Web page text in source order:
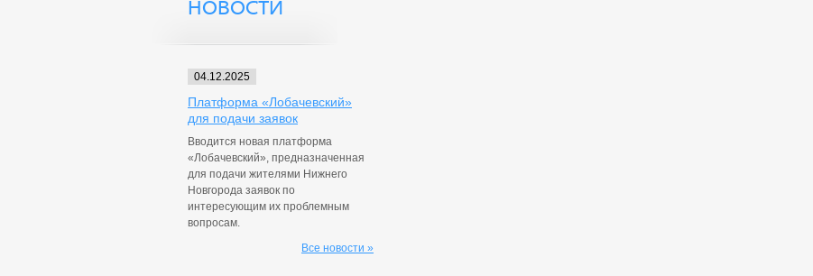
НОВОСТИ
04.12.2025
Платформа «Лобачевский»
для подачи заявок
Вводится новая платформа
«Лобачевский», предназначенная
для подачи жителями Нижнего
Новгорода заявок по
интересующим их проблемным
вопросам.
Все новости »